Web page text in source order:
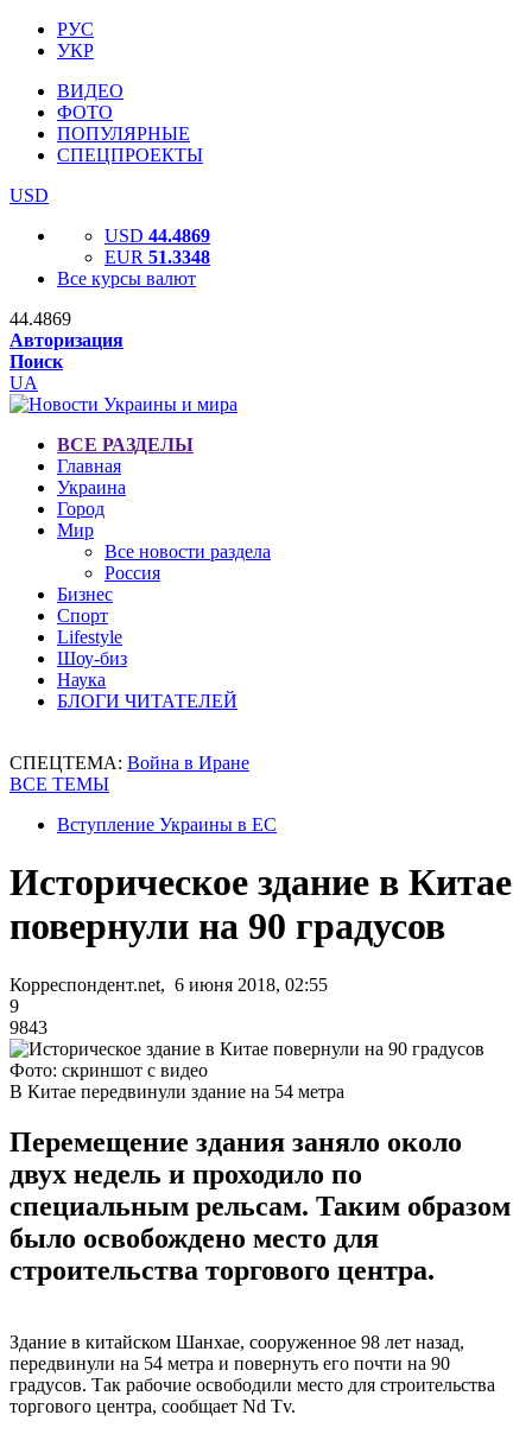
РУС
УКР
ВИДЕО
ФОТО
ПОПУЛЯРНЫЕ
СПЕЦПРОЕКТЫ
USD
USD 44.4869
EUR 51.3348
Все курсы валют
44.4869
Авторизация
Поиск
UA
ВСЕ РАЗДЕЛЫ
Главная
Украина
Город
Мир
Все новости раздела
Россия
Бизнес
Спорт
Lifestyle
Шоу-биз
Наука
БЛОГИ ЧИТАТЕЛЕЙ
СПЕЦТЕМА: Война в Иране
ВСЕ ТЕМЫ
Вступление Украины в ЕС
Историческое здание в Китае
повернули на 90 градусов
Корреспондент.net, 6 июня 2018, 02:55
9
9843
Фото: скриншот с видео
В Китае передвинули здание на 54 метра
Перемещение здания заняло около
двух недель и проходило по
специальным рельсам. Таким образом
было освобождено место для
строительства торгового центра.
Здание в китайском Шанхае, сооруженное 98 лет назад,
передвинули на 54 метра и повернуть его почти на 90
градусов. Так рабочие освободили место для строительства
торгового центра, сообщает Nd Tv.